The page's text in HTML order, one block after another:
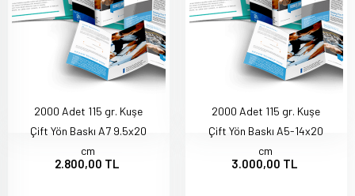
2000 Adet 115 gr. Kuşe
Çift Yön Baskı A7 9.5x20
cm
2.800,00 TL
2000 Adet 115 gr. Kuşe
Çift Yön Baskı A5-14x20
cm
3.000,00 TL